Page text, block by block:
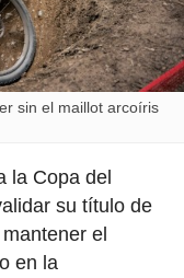
sin el maillot arcoíris
la Copa del
su título de
el
en la